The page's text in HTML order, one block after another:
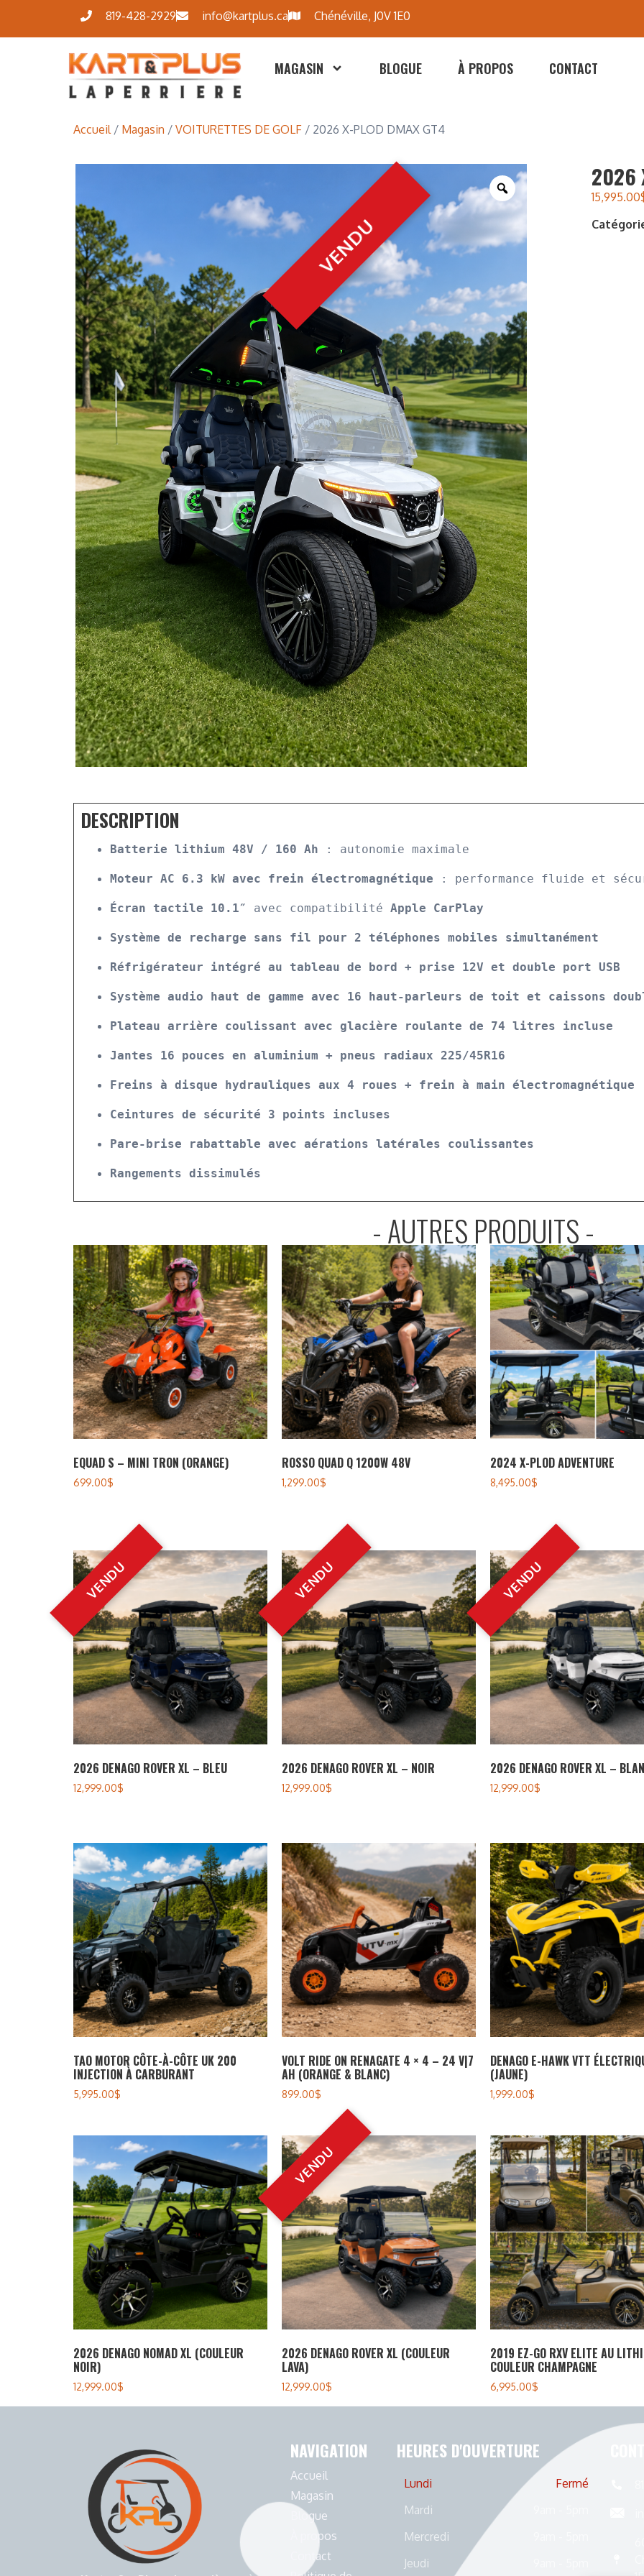
819-428-2929 info@kartplus.ca Chénéville, J0V 1E0
MAGASIN BLOGUE À PROPOS CONTACT
Accueil / Magasin / VOITURETTES DE GOLF / 2026 X-PLOD DMAX GT4
2026
15,995.00
DESCRIPTION
Batterie lithium 48V / 160 Ah : autonomie maximale
Moteur AC 6.3 kW avec frein électromagnétique : performance fluide et
Écran tactile 10.1″ avec compatibilité Apple CarPlay
Système de recharge sans fil pour 2 téléphones mobiles simultanément
Réfrigérateur intégré au tableau de bord + prise 12V et double port USB
Système audio haut de gamme avec 16 haut-parleurs de toit et caissons
Plateau arrière coulissant avec glacière roulante de 74 litres incluse
Jantes 16 pouces en aluminium + pneus radiaux 225/45R16
Freins à disque hydrauliques aux 4 roues + frein à main électromagnétique
Ceintures de sécurité 3 points incluses
Pare-brise rabattable avec aérations latérales coulissantes
Rangements dissimulés
- AUTRES PRODUITS -
EQUAD S – MINI TRON (ORANGE)
699.00$
ROSSO QUAD Q 1200W 48V
1,299.00$
2024 X-PLOD ADVENTURE
8,495.00$
2026 DENAGO ROVER XL – BLEU
12,999.00$
2026 DENAGO ROVER XL – NOIR
12,999.00$
2026 DENAGO ROVER XL –
12,999.00$
TAO MOTOR CÔTE-À-CÔTE UK 200
INJECTION À CARBURANT
5,995.00$
VOLT RIDE ON RENAGATE 4 × 4 – 24 V|7
AH (ORANGE & BLANC)
899.00$
DENAGO E-HAWK VTT
(JAUNE)
1,999.00$
2026 DENAGO NOMAD XL (COULEUR
NOIR)
12,999.00$
2026 DENAGO ROVER XL (COULEUR
LAVA)
12,999.00$
2019 EZ-GO RXV ELITE AU
COULEUR CHAMPAGNE
6,995.00$
NAVIGATION
Accueil
Magasin
Blogue
À propos
Contact
HEURES D'OUVERTURE
Lundi
Fermé
Mardi
Mercredi
Jeudi